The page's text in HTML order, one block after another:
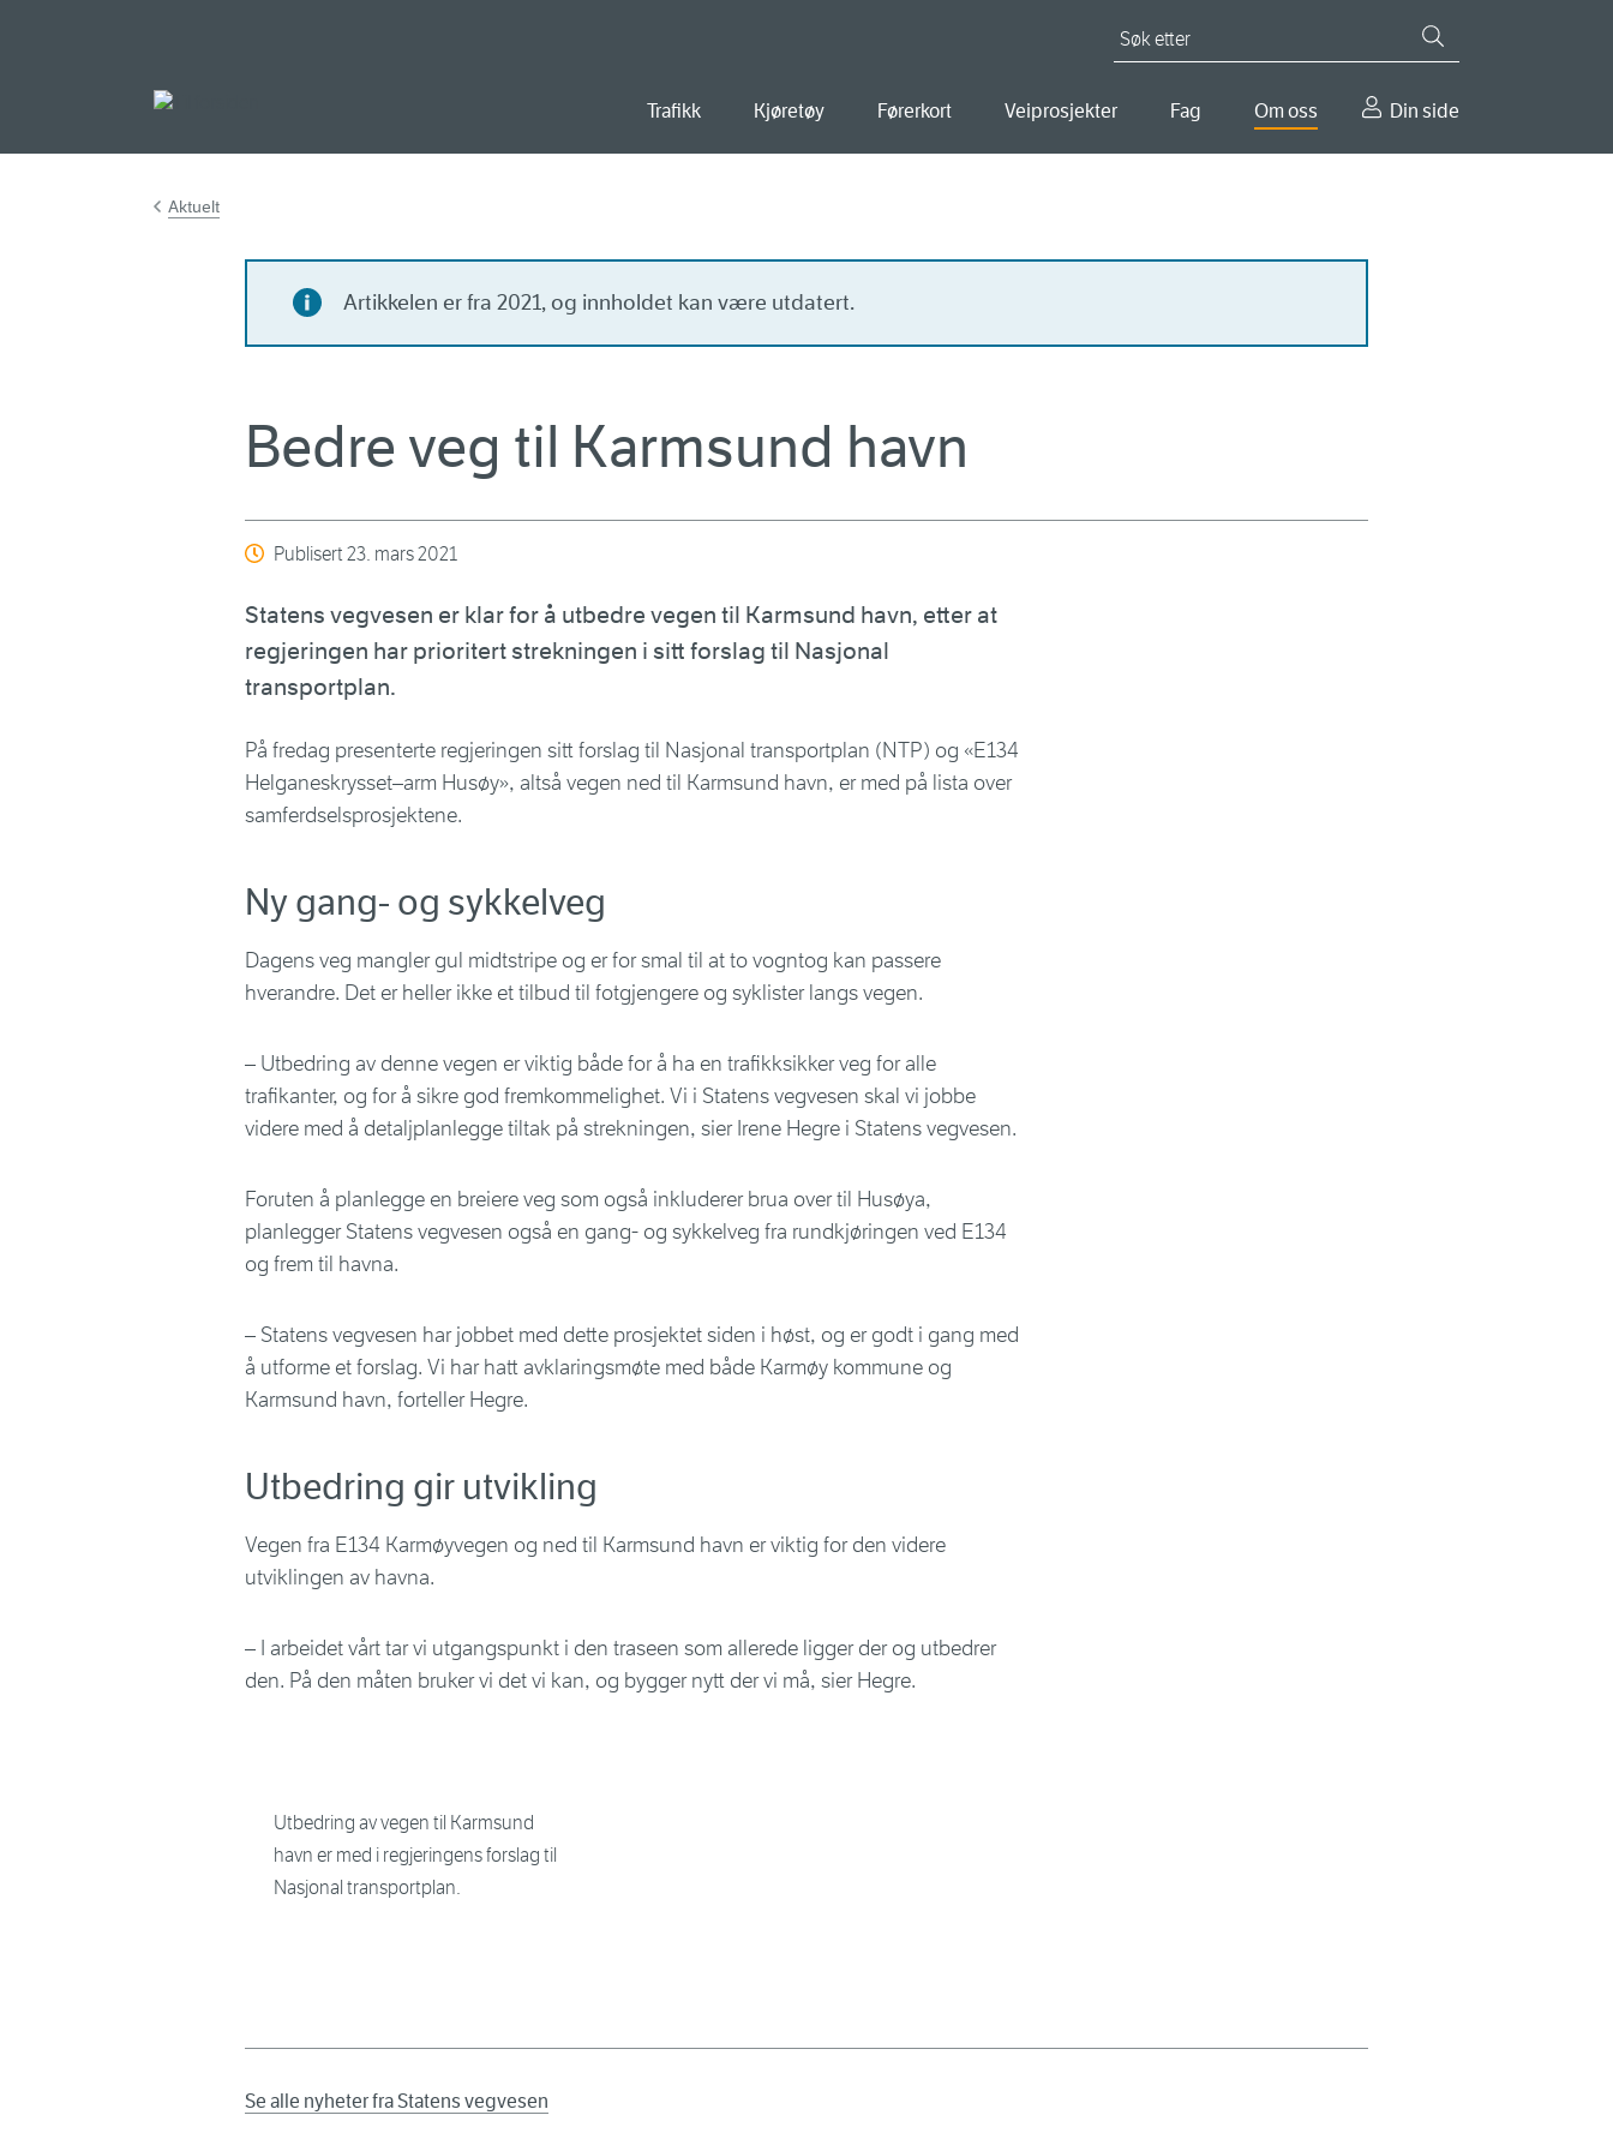
Trafikk Kjøretøy Førerkort Veiprosjekter Fag Om oss Din side
Aktuelt
Artikkelen er fra 2021, og innholdet kan være utdatert.
Bedre veg til Karmsund havn
Publisert23. mars 2021
Statens vegvesen er klar for å utbedre vegen til Karmsund havn, etter at
regjeringen har prioritert strekningen i sitt forslag til Nasjonal
transportplan.
På fredag presenterte regjeringen sitt forslag til Nasjonal transportplan (NTP) og «E134
Helganeskrysset–arm Husøy», altså vegen ned til Karmsund havn, er med på lista over
samferdselsprosjektene.
Ny gang- og sykkelveg
Dagens veg mangler gul midtstripe og er for smal til at to vogntog kan passere
hverandre. Det er heller ikke et tilbud til fotgjengere og syklister langs vegen.
– Utbedring av denne vegen er viktig både for å ha en trafikksikker veg for alle
trafikanter, og for å sikre god fremkommelighet. Vi i Statens vegvesen skal vi jobbe
videre med å detaljplanlegge tiltak på strekningen, sier Irene Hegre i Statens vegvesen.
Foruten å planlegge en breiere veg som også inkluderer brua over til Husøya,
planlegger Statens vegvesen også en gang- og sykkelveg fra rundkjøringen ved E134
og frem til havna.
– Statens vegvesen har jobbet med dette prosjektet siden i høst, og er godt i gang med
å utforme et forslag. Vi har hatt avklaringsmøte med både Karmøy kommune og
Karmsund havn, forteller Hegre.
Utbedring gir utvikling
Vegen fra E134 Karmøyvegen og ned til Karmsund havn er viktig for den videre
utviklingen av havna.
– I arbeidet vårt tar vi utgangspunkt i den traseen som allerede ligger der og utbedrer
den. På den måten bruker vi det vi kan, og bygger nytt der vi må, sier Hegre.
Utbedring av vegen til Karmsund
havn er med i regjeringens forslag til
Nasjonal transportplan.
Se alle nyheter fra Statens vegvesen